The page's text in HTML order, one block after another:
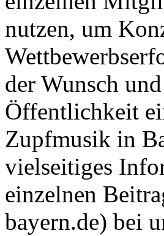
nutzen, um
der Wunsch
Öffentlichkeit
Zupfmusik in
vielseitiges
einzelnen
bayern.de) bei